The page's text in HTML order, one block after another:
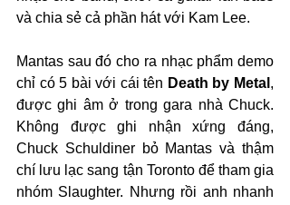
và chia sẻ cả phần hát với Kam Lee.
Mantas sau đó cho ra nhạc phẩm demo
chỉ có 5 bài với cái tên Death by Metal ,
được ghi âm ở trong gara nhà Chuck.
Không được ghi nhận xứng đáng,
Chuck Schuldiner bỏ Mantas và thậm
chí lưu lạc sang tận Toronto để tham gia
nhóm Slaughter. Nhưng rồi anh nhanh